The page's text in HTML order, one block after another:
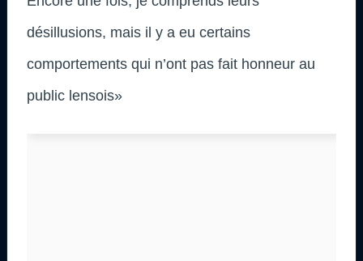
désillusions, mais il y a eu certains
comportements qui n’ont pas fait honneur au
public lensois»